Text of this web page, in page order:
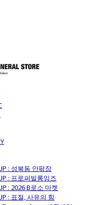
: 성북동 안팎장
: 프로퍼빌롱잉즈
: 2026 B로소 마켓
: 표절, 사유의 힘